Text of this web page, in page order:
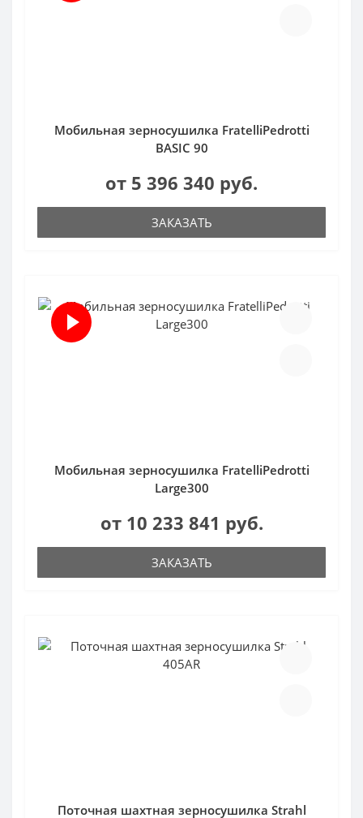
Мобильная зерносушилка FratelliPedrotti
BASIC 90
от 5 396 340 руб.
ЗАКАЗАТЬ
Мобильная зерносушилка FratelliPedrotti
Large300
от 10 233 841 руб.
ЗАКАЗАТЬ
Поточная шахтная зерносушилка Strahl